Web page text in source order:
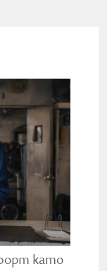
като